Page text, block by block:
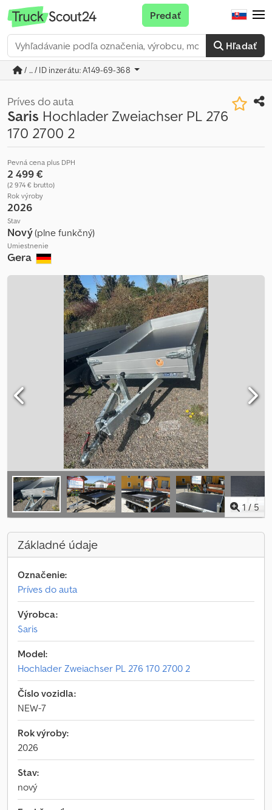
Hľadať
Predať
/ ... / ID inzerátu: A149-69-368
Príves do auta
Saris Hochlader Zweiachser PL 276
170 2700 2
Pevná cena plus DPH
2 499 €
(2 974 € brutto)
Rok výroby
2026
Stav
Nový(plne funkčný)
Umiestnenie
Gera
1 /5
Základné údaje
Označenie:
Príves do auta
Výrobca:
Saris
Model:
Hochlader Zweiachser PL 276 170 2700 2
Číslo vozidla:
NEW-7
Rok výroby:
2026
Stav:
nový